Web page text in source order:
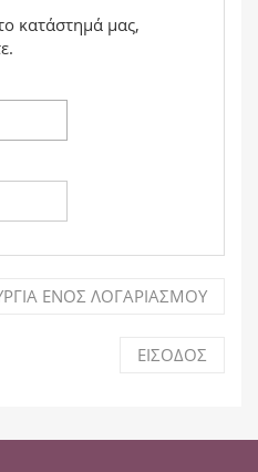
κατάστημά μας,
ΕΝΌΣ ΛΟΓΑΡΙΑΣΜΟΎ
ΕΊΣΟΔΟΣ